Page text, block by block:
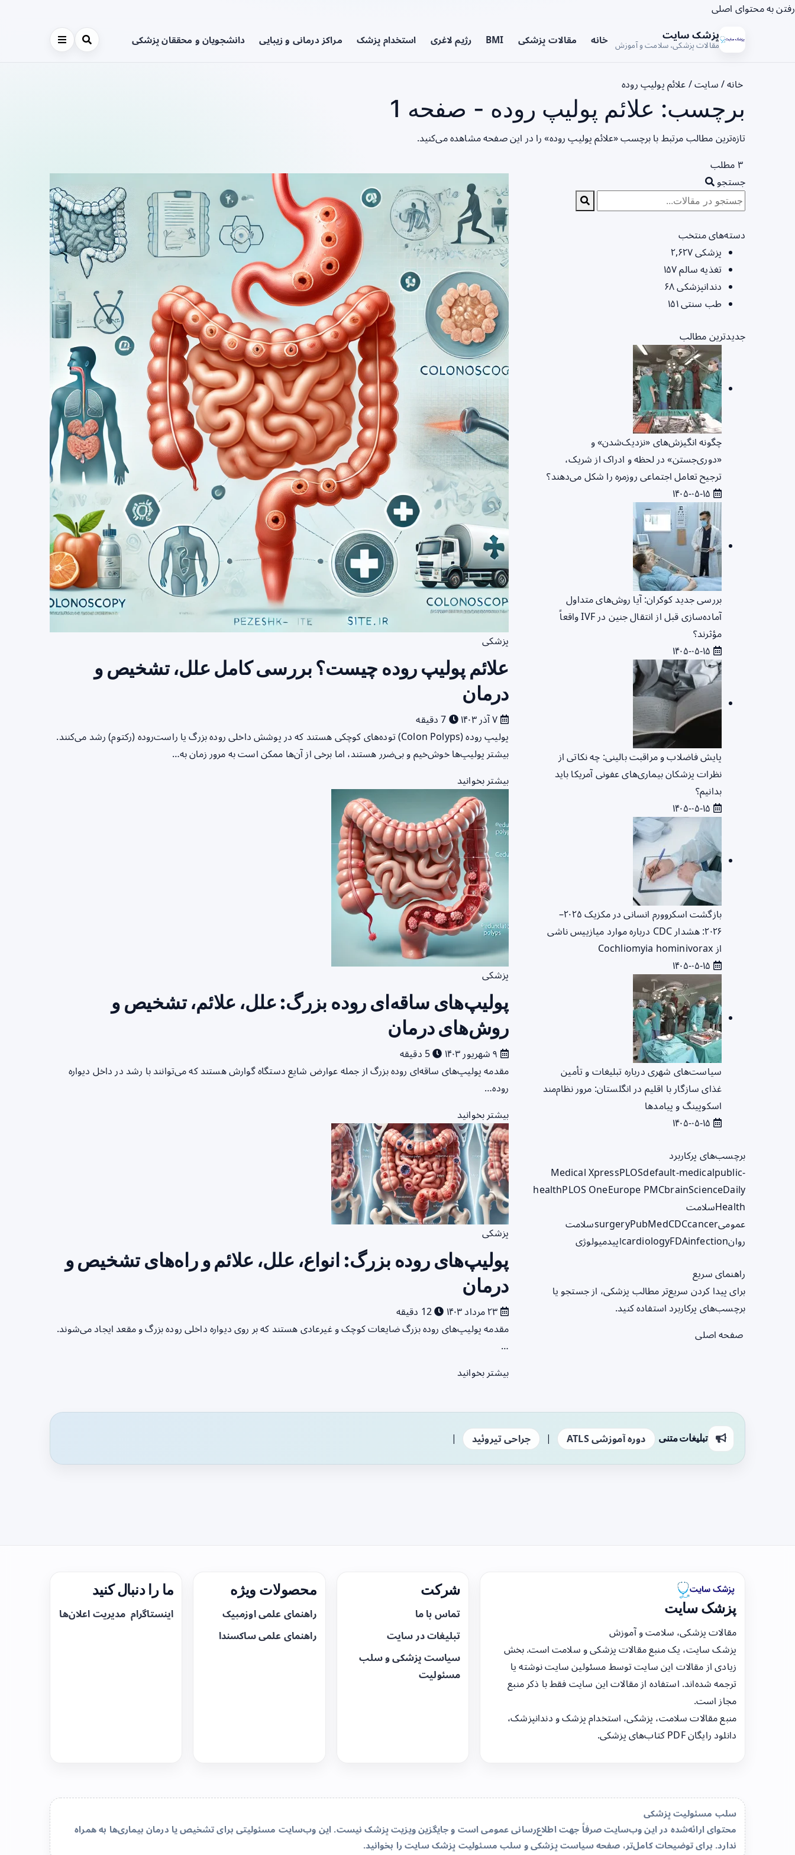
رفتن به محتوای اصلی
پزشک سایت
مقالات پزشکی، سلامت و آموزش خانه مقالات پزشکی BMI رژیم لاغری استخدام پزشک مراکز درمانی و زیبایی دانشجویان و محققان پزشکی
خانه/ سایت/ علائم پولیپ روده
برچسب: علائم پولیپ روده - صفحه 1
تازه‌ترین مطالب مرتبط با برچسب «علائم پولیپ روده» را در این صفحه مشاهده می‌کنید.
۳ مطلب
پزشکی
علائم پولیپ روده چیست؟ بررسی کامل علل، تشخیص و
درمان
پولیپ روده (Colon Polyps) توده‌های کوچکی هستند که در پوشش داخلی روده بزرگ یا راست‌روده (رکتوم) رشد می‌کنند.
بیشتر پولیپ‌ها خوش‌خیم و بی‌ضرر هستند، اما برخی از آن‌ها ممکن است به مرور زمان به…
بیشتر بخوانید
پزشکی
پولیپ‌های ساقه‌ای روده بزرگ: علل، علائم، تشخیص و
روش‌های درمان
5 دقیقه
مقدمه پولیپ‌های ساقه‌ای روده بزرگ از جمله عوارض شایع دستگاه گوارش هستند که می‌توانند با رشد در داخل دیواره
روده…
بیشتر بخوانید
پزشکی
پولیپ‌های روده بزرگ: انواع، علل، علائم و راه‌های تشخیص و
درمان
12 دقیقه
مقدمه پولیپ‌های روده بزرگ ضایعات کوچک و غیرعادی هستند که بر روی دیواره داخلی روده بزرگ و مقعد ایجاد می‌شوند.
…
بیشتر بخوانید
جستجو
دسته‌های منتخب
پزشکی۲,۶۲۷
تغذیه سالم۱۵۷
دندانپزشکی۶۸
طب سنتی۱۵۱
جدیدترین مطالب
چگونه انگیزش‌های «نزدیک‌شدن» و
«دوری‌جستن» در لحظه و ادراک از شریک،
ترجیح تعامل اجتماعی روزمره را شکل می‌دهند؟
بررسی جدید کوکران: آیا روش‌های متداول
آماده‌سازی قبل از انتقال جنین در IVF واقعاً
مؤثرند؟
پایش فاضلاب و مراقبت بالینی: چه نکاتی از
نظرات پزشکان بیماری‌های عفونی آمریکا باید
بدانیم؟
بازگشت اسکروورم انسانی در مکزیک ۲۰۲۵–
۲۰۲۶: هشدار CDC درباره موارد میازییس ناشی
از Cochliomyia hominivorax
سیاست‌های شهری درباره تبلیغات و تأمین
غذای سازگار با اقلیم در انگلستان: مرور نظام‌مند
اسکوپینگ و پیامدها
برچسب‌های پرکاربرد
Medical XpressPLOSdefault-medicalpublic-
healthPLOS OneEurope PMCbrainScienceDaily
Healthسلامت
عمومی
surgeryPubMedCDCcancer
سلامت
روان
cardiologyFDAinfection اپیدمیولوژی
راهنمای سریع
برای پیدا کردن سریع‌تر مطالب پزشکی، از جستجو یا
برچسب‌های پرکاربرد استفاده کنید.
صفحه اصلی
تبلیغات متنی دوره آموزشی ATLS | جراحی تیروئید |
پزشک سایت
مقالات پزشکی، سلامت و آموزش
پزشک سایت، یک منبع مقالات پزشکی و سلامت است. بخش
زیادی از مقالات این سایت توسط مسئولین سایت نوشته یا
ترجمه شده‌اند. استفاده از مقالات این سایت فقط با ذکر منبع
مجاز است.
منبع مقالات سلامت، پزشکی، استخدام پزشک و دندانپزشک،
دانلود رایگان PDF کتاب‌های پزشکی.
شرکت
تماس با ما
تبلیغات در سایت
سیاست پزشکی و سلب
مسئولیت
محصولات ویژه
راهنمای علمی اوزمپیک
راهنمای علمی ساکسندا
ما را دنبال کنید
اینستاگرام مدیریت اعلان‌ها
سلب مسئولیت پزشکی
محتوای ارائه‌شده در این وب‌سایت صرفاً جهت اطلاع‌رسانی عمومی است و جایگزین ویزیت پزشک نیست. این وب‌سایت مسئولیتی برای تشخیص یا درمان بیماری‌ها به همراه
ندارد. برای توضیحات کامل‌تر، صفحهسیاست پزشکی و سلب مسئولیت پزشک سایترا بخوانید.